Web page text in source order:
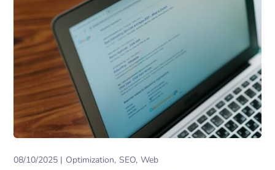
08/10/2025 Optimization SEO Web